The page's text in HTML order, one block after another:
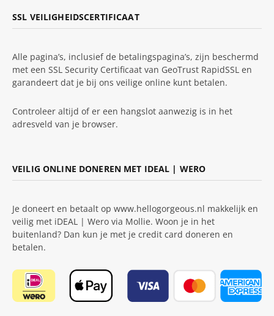
SSL VEILIGHEIDSCERTIFICAAT
Alle pagina’s, inclusief de betalingspagina’s, zijn beschermd
met een SSL Security Certificaat van GeoTrust RapidSSL en
garandeert dat je bij ons veilige online kunt betalen.
Controleer altijd of er een hangslot aanwezig is in het
adresveld van je browser.
VEILIG ONLINE DONEREN MET IDEAL | WERO
Je doneert en betaalt op www.hellogorgeous.nl makkelijk en
veilig met iDEAL | Wero via Mollie. Woon je in het
buitenland? Dan kun je met je credit card doneren en
betalen.